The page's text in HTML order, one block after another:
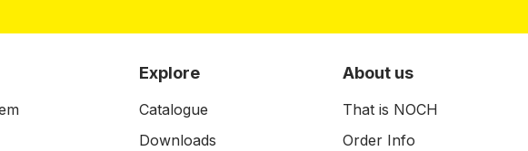
Explore
Catalogue
Downloads
About us
That is NOCH
Order Info